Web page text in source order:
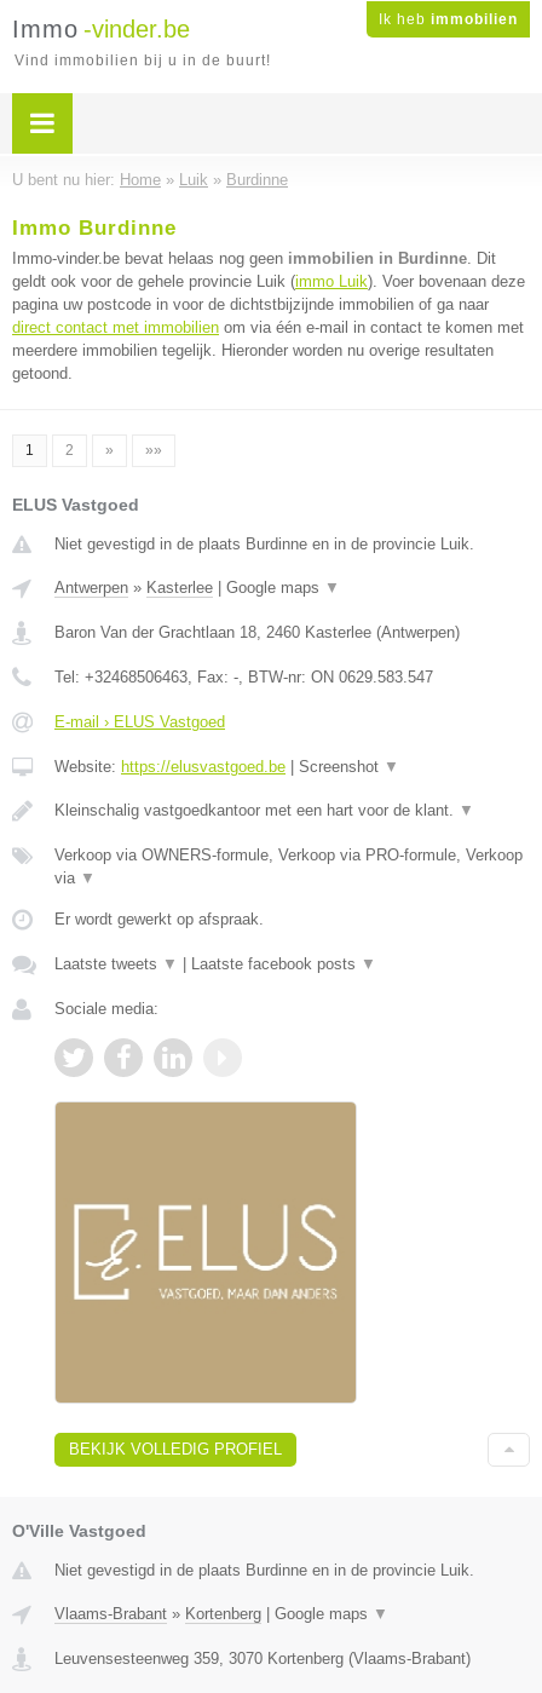
Ik heb immobilien
Immo -vinder.be
Vind immobilien bij u in de buurt!
U bent nu hier: Home » Luik » Burdinne
Immo Burdinne
Immo-vinder.be bevat helaas nog geen immobilien in Burdinne. Dit
geldt ook voor de gehele provincie Luik (immo Luik). Voer bovenaan deze
pagina uw postcode in voor de dichtstbijzijnde immobilien of ga naar
direct contact met immobilien om via één e-mail in contact te komen met
meerdere immobilien tegelijk. Hieronder worden nu overige resultaten
getoond.
1 2 » »»
ELUS Vastgoed
Niet gevestigd in de plaats Burdinne en in de provincie Luik.
Antwerpen » Kasterlee Google maps ▼
Baron Van der Grachtlaan 18, 2460 Kasterlee (Antwerpen)
Tel: +32468506463, Fax: -, BTW-nr: ON 0629.583.547
E-mail › ELUS Vastgoed
Website: https://elusvastgoed.be Screenshot ▼
Kleinschalig vastgoedkantoor met een hart voor de klant. ▼
Verkoop via OWNERS-formule, Verkoop via PRO-formule, Verkoop
via ▼
Er wordt gewerkt op afspraak.
Laatste tweets ▼ Laatste facebook posts ▼
Sociale media:
BEKIJK VOLLEDIG PROFIEL
O'Ville Vastgoed
Niet gevestigd in de plaats Burdinne en in de provincie Luik.
Vlaams-Brabant » Kortenberg Google maps ▼
Leuvensesteenweg 359, 3070 Kortenberg (Vlaams-Brabant)